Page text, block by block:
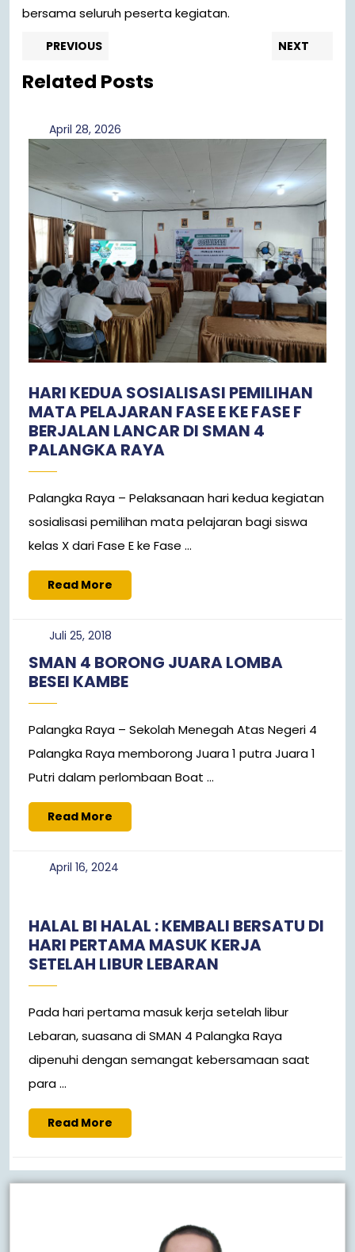
bersama seluruh peserta kegiatan.
Navigasi
pos
PREVIOUS NEXT
Related Posts
April 28, 2026April
28,
HARI KEDUA SOSIALISASI PEMILIHAN
MATA PELAJARAN FASE E KE FASE F
BERJALAN LANCAR DI SMAN 4
PALANGKA RAYA
Palangka Raya – Pelaksanaan hari kedua kegiatan
sosialisasi pemilihan mata pelajaran bagi siswa
kelas X dari Fase E ke Fase ...
Read More
More
Juli 25, 2018Juli
2018
SMAN 4 BORONG JUARA LOMBA
BESEI KAMBE
Palangka Raya – Sekolah Menegah Atas Negeri 4
Palangka Raya memborong Juara 1 putra Juara 1
Putri dalam perlombaan Boat ...
Read More
More
April 16, 2024
HALAL BI HALAL : KEMBALI BERSATU DI
HARI PERTAMA MASUK KERJA
SETELAH LIBUR LEBARAN
Pada hari pertama masuk kerja setelah libur
Lebaran, suasana di SMAN 4 Palangka Raya
dipenuhi dengan semangat kebersamaan saat
para ...
Read More
More